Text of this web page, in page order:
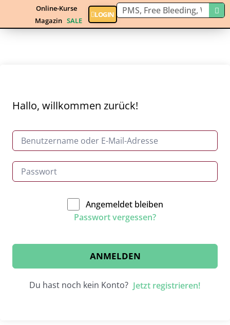
Online-Kurse
Magazin SALE
LOGIN
Hallo, willkommen zurück!
Angemeldet bleiben
Passwort vergessen?
ANMELDEN
Du hast noch kein Konto? Jetzt registrieren!